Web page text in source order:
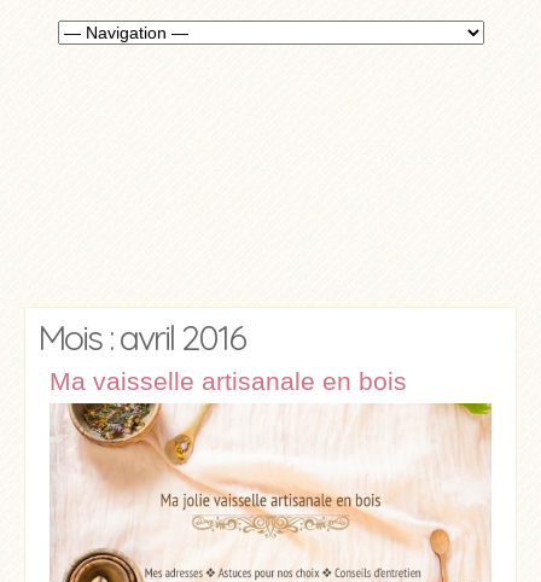
Mois : avril 2016
Ma vaisselle artisanale en bois